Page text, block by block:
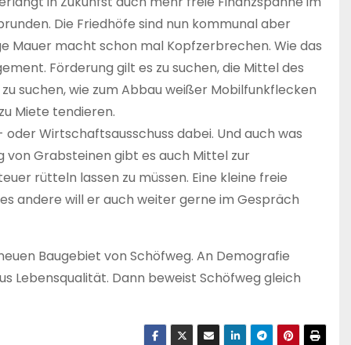
Die Friedhöfe sind nun kommunal aber
Mauer macht schon mal Kopfzerbrechen. Wie das
Förderung gilt es zu suchen, die Mittel des
suchen, wie zum Abbau weißer Mobilfunkflecken
Miete tendieren.
Wirtschaftsausschuss dabei. Und auch was
von Grabsteinen gibt es auch Mittel zur
rütteln lassen zu müssen. Eine kleine freie
andere will er auch weiter gerne im Gespräch
Baugebiet von Schöfweg. An Demografie
Lebensqualität. Dann beweist Schöfweg gleich